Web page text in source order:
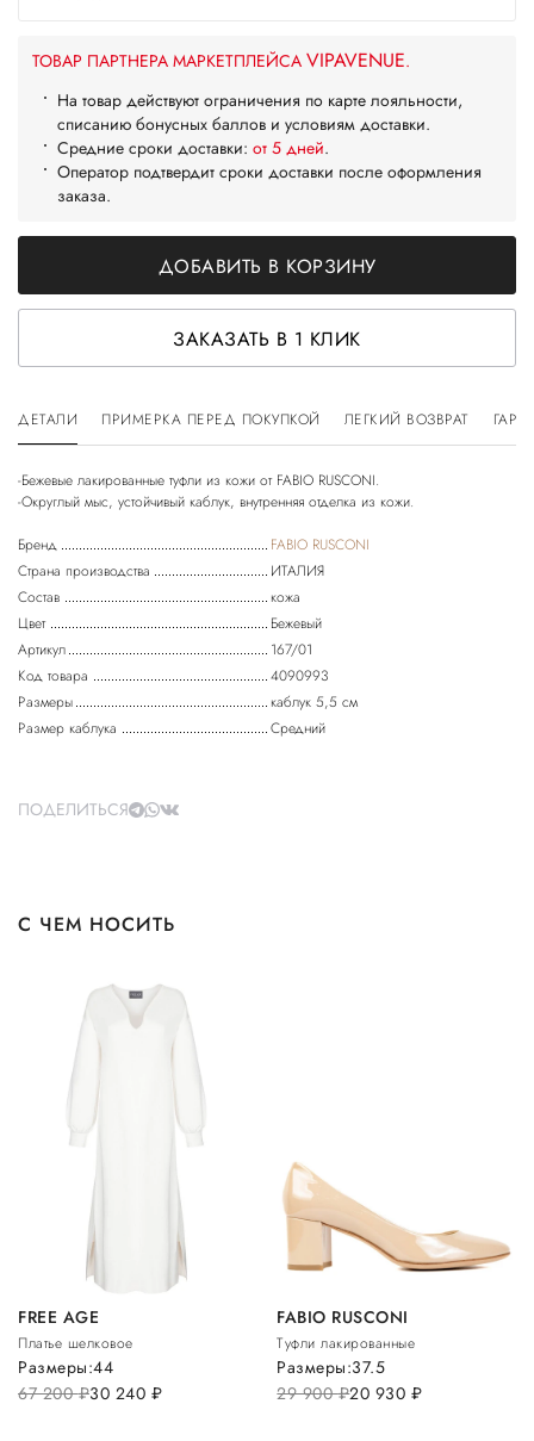
ТОВАР ПАРТНЕРА МАРКЕТПЛЕЙСА VIPAVENUE.
На товар действуют ограничения по карте лояльности,
списанию бонусных баллов и условиям доставки.
Средние сроки доставки: от 5 дней.
Оператор подтвердит сроки доставки после оформления
заказа.
ДОБАВИТЬ В КОРЗИНУ
ЗАКАЗАТЬ В 1 КЛИК
ДЕТАЛИ ПРИМЕРКА ПЕРЕД ПОКУПКОЙ ЛЕГКИЙ ВОЗВРАТ
-Бежевые лакированные туфли из кожи от FABIO RUSCONI.
Бренд
FABIO RUSCONI
Страна производства
ИТАЛИЯ
Состав
кожа
Цвет
Бежевый
Артикул
167/01
Код товара
4090993
Размеры
каблук 5,5 см
Размер каблука
Средний
ПОДЕЛИТЬСЯ
С ЧЕМ НОСИТЬ
FREE AGE
Платье шелковое
67 200руб.30 240 руб.
Размеры:44
FABIO RUSCONI
Туфли лакированные
29 900руб.20 930 руб.
Размеры:37.5